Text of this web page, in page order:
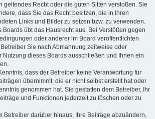
geltendes Recht oder die guten Sitten verstoßen. Sie
dass Sie das Recht besitzen, die in Ihren
Links und Bilder zu setzen bzw. zu verwenden.
Boards übt das Hausrecht aus. Bei Verstößen gegen
oder anderer im Board veröffentlichten
Sie nach Abmahnung zeitweise oder
Nutzung dieses Boards ausschließen und Ihnen ein
dass der Betreiber keine Verantwortung für
übernimmt, die er nicht selbst erstellt hat oder
genommen hat. Sie gestatten dem Betreiber, Ihr
und Funktionen jederzeit zu löschen oder zu
Betreiber darüber hinaus, Ihre Beiträge abzuändern,